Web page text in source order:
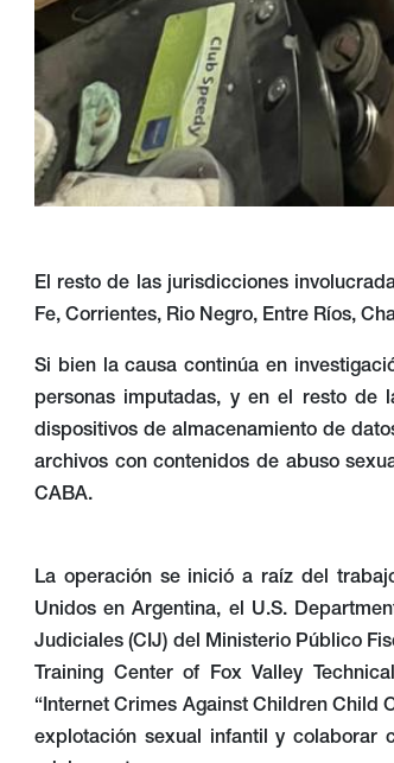
El resto de las jurisdicciones
Fe, Corrientes, Rio Negro, Entre Ríos,
Si bien la causa continúa en
personas imputadas, y en el resto de
dispositivos de almacenamiento de
archivos con contenidos de abuso
CABA.
La operación se inició a raíz del
Unidos en Argentina, el U.S.
Judiciales (CIJ) del Ministerio Público
Training Center of Fox Valley
“Internet Crimes Against Children
explotación sexual infantil y colaborar